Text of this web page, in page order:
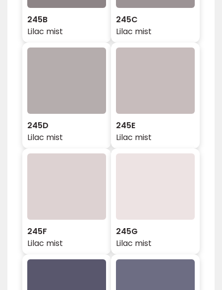
245B
Lilac mist
245C
Lilac mist
245D
Lilac mist
245E
Lilac mist
245F
Lilac mist
245G
Lilac mist